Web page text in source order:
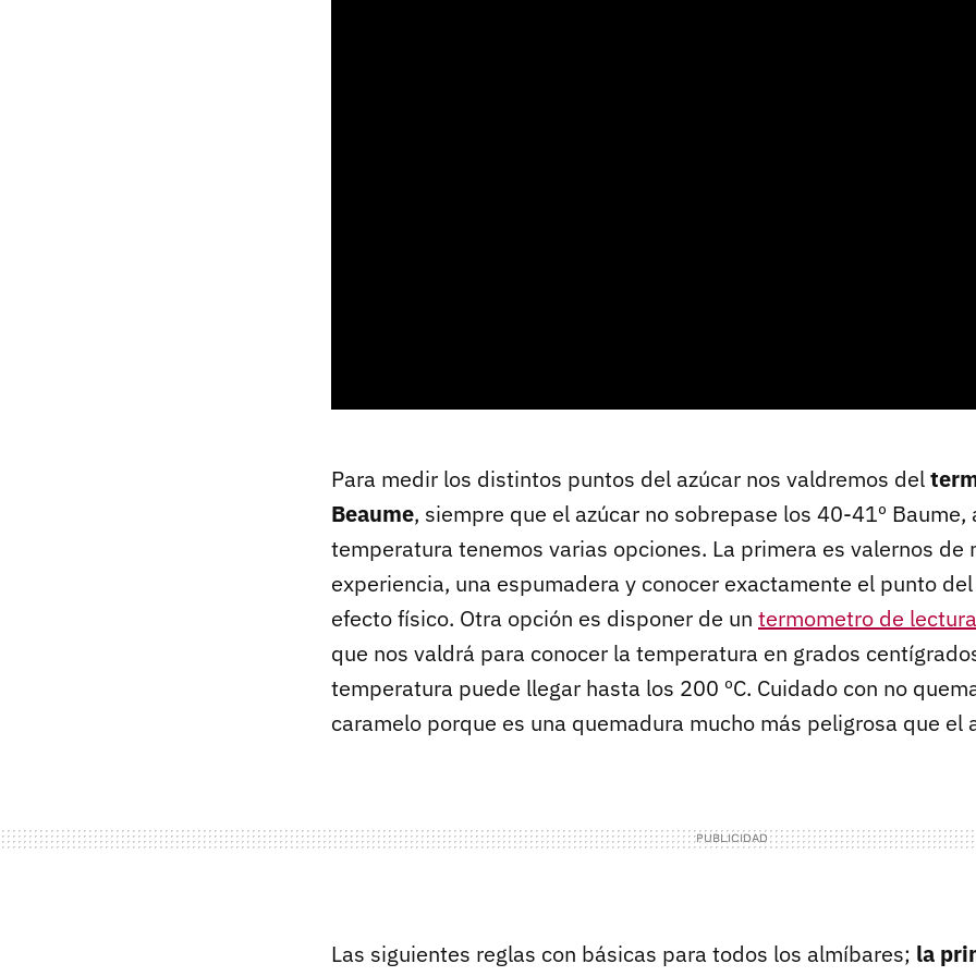
Para medir los distintos puntos del azúcar nos valdremos del
Beaume, siempre que el azúcar no sobrepase los 40-41º
temperatura tenemos varias opciones. La primera es valernos de
experiencia, una espumadera y conocer exactamente el punto
efecto físico. Otra opción es disponer de un termometro de
que nos valdrá para conocer la temperatura en grados
temperatura puede llegar hasta los 200 ºC. Cuidado con no
caramelo porque es una quemadura mucho más peligrosa que el
Las siguientes reglas con básicas para todos los almíbares; la